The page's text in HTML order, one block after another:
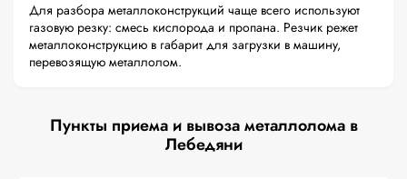
Для разбора металлоконструкций чаще всего используют
газовую резку: смесь кислорода и пропана. Резчик режет
металлоконструкцию в габарит для загрузки в машину,
перевозящую металлолом.
Пункты приема и вывоза металлолома в
Лебедяни